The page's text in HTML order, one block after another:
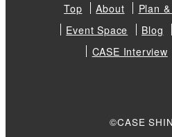
Top About Plan
Event Space
Blog
CASE Interview
©CASE